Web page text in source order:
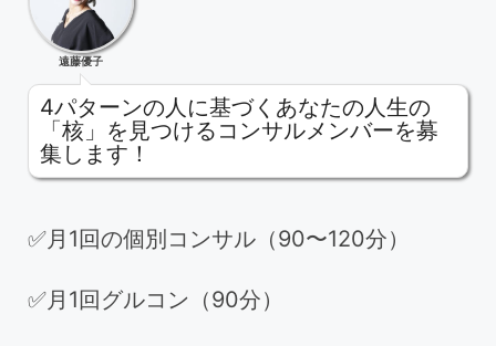
遠藤優子
4パターンの人に基づくあなたの人生の
「核」を見つけるコンサルメンバーを募
集します！
✅月1回の個別コンサル（90〜120分）
✅月1回グルコン（90分）